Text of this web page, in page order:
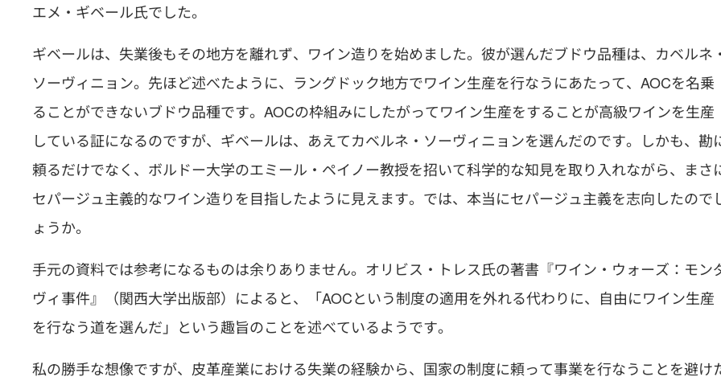
エメ・ギベール氏でした。
ギベールは、失業後もその地方を離れず、ワイン造りを始めました。彼が選んだブドウ品種は、カベルネ・
ソーヴィニョン。先ほど述べたように、ラングドック地方でワイン生産を行なうにあたって、AOCを名乗
ることができないブドウ品種です。AOCの枠組みにしたがってワイン生産をすることが高級ワインを生産
している証になるのですが、ギベールは、あえてカベルネ・ソーヴィニョンを選んだのです。しかも、勘
頼るだけでなく、ボルドー大学のエミール・ペイノー教授を招いて科学的な知見を取り入れながら、まさ
セパージュ主義的なワイン造りを目指したように見えます。では、本当にセパージュ主義を志向したので
ょうか。
手元の資料では参考になるものは余りありません。オリビス・トレス氏の著書『ワイン・ウォーズ：モン
ヴィ事件』（関西大学出版部）によると、「AOCという制度の適用を外れる代わりに、自由にワイン生産
を行なう道を選んだ」という趣旨のことを述べているようです。
私の勝手な想像ですが、皮革産業における失業の経験から、国家の制度に頼って事業を行なうことを避け